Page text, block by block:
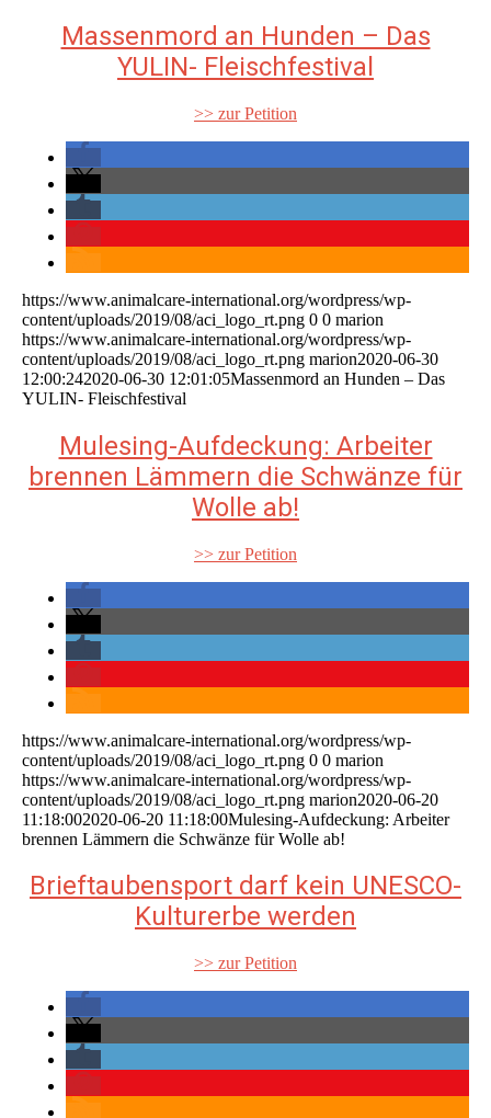
Massenmord an Hunden – Das
YULIN- Fleischfestival
>> zur Petition
https://www.animalcare-international.org/wordpress/wp-
content/uploads/2019/08/aci_logo_rt.png 0 0 marion
https://www.animalcare-international.org/wordpress/wp-
content/uploads/2019/08/aci_logo_rt.png marion2020-06-30
12:00:242020-06-30 12:01:05Massenmord an Hunden – Das
YULIN- Fleischfestival
Mulesing-Aufdeckung: Arbeiter
brennen Lämmern die Schwänze für
Wolle ab!
>> zur Petition
https://www.animalcare-international.org/wordpress/wp-
content/uploads/2019/08/aci_logo_rt.png 0 0 marion
https://www.animalcare-international.org/wordpress/wp-
content/uploads/2019/08/aci_logo_rt.png marion2020-06-20
11:18:002020-06-20 11:18:00Mulesing-Aufdeckung: Arbeiter
brennen Lämmern die Schwänze für Wolle ab!
Brieftaubensport darf kein UNESCO-
Kulturerbe werden
>> zur Petition